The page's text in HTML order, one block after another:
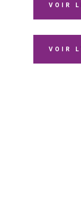
VOIR
VOIR